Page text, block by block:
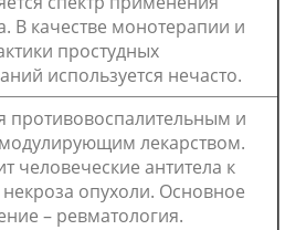
В качестве монотерапии и
простудных
используется нечасто.
противовоспалительным и
лекарством.
человеческие антитела к
некроза опухоли. Основное
– ревматология.